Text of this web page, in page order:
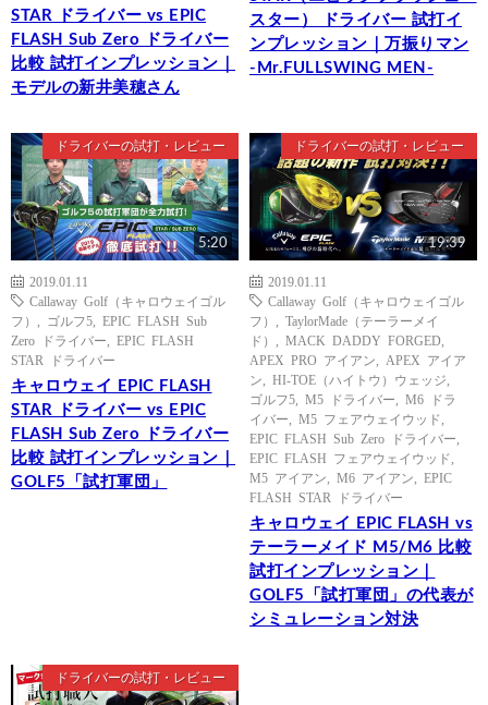
STAR ドライバー vs EPIC
FLASH Sub Zero ドライバー
比較 試打インプレッション｜
モデルの新井美穂さん
スター） ドライバー 試打イ
ンプレッション｜万振りマン
-Mr.FULLSWING MEN-
ドライバーの試打・レビュー
5:20
2019.01.11
Callaway Golf（キャロウェイゴル
フ）
ゴルフ5
EPIC FLASH Sub
Zero ドライバー
EPIC FLASH
STAR ドライバー
キャロウェイ EPIC FLASH
STAR ドライバー vs EPIC
FLASH Sub Zero ドライバー
比較 試打インプレッション｜
GOLF5「試打軍団」
ドライバーの試打・レビュー
19:39
2019.01.11
Callaway Golf（キャロウェイゴル
フ）
TaylorMade（テーラーメイ
ド）
MACK DADDY FORGED
APEX PRO アイアン
APEX アイア
ン
HI-TOE（ハイトウ）ウェッジ
ゴルフ5
M5 ドライバー
M6 ドラ
イバー
M5 フェアウェイウッド
EPIC FLASH Sub Zero ドライバー
EPIC FLASH フェアウェイウッド
M5 アイアン
M6 アイアン
EPIC
FLASH STAR ドライバー
キャロウェイ EPIC FLASH vs
テーラーメイド M5/M6 比較
試打インプレッション｜
GOLF5「試打軍団」の代表が
シミュレーション対決
ドライバーの試打・レビュー